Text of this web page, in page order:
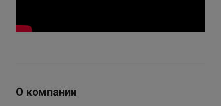
О компании